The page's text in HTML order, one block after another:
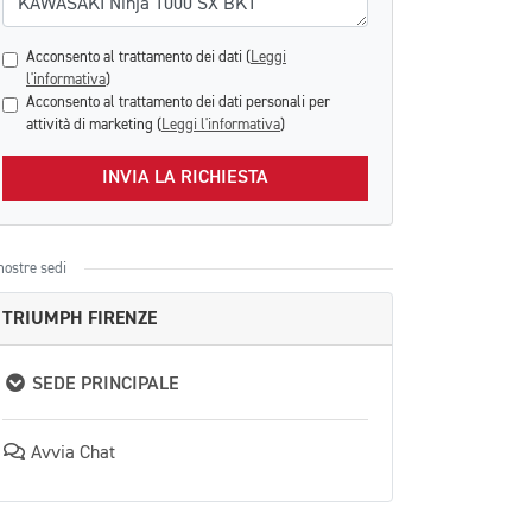
Acconsento al trattamento dei dati ( Leggi
l'informativa)
Acconsento al trattamento dei dati personali per
attività di marketing ( Leggi l'informativa)
INVIA LA RICHIESTA
sedi
TRIUMPH FIRENZE
SEDE PRINCIPALE
Avvia Chat